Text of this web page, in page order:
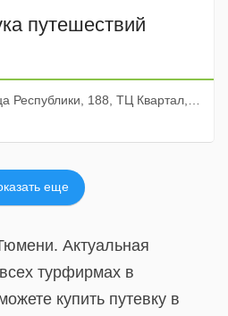
путешествий
188, ТЦ Квартал, цокольный этаж, пав. 2
еще
Актуальная
турфирмах в
купить путевку в